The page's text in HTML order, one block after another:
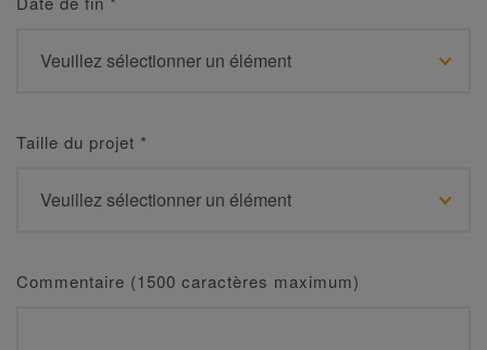
Taille du projet *
Commentaire (1500 caractères maximum)